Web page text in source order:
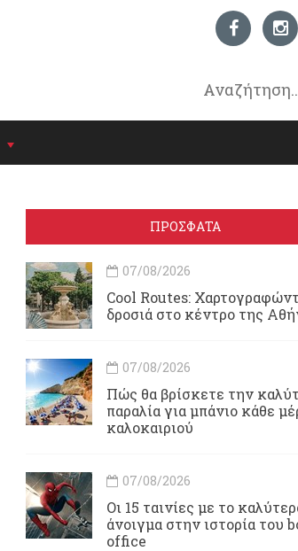
ΠΡΟΣΦΑΤΑ
07/08/2026
Cool Routes:
δροσιά στο κέντρο της
07/08/2026
Πώς θα βρίσκετε την
παραλία για μπάνιο κάθε
καλοκαιριού
07/08/2026
Οι 15 ταινίες με το
άνοιγμα στην ιστορία του
office